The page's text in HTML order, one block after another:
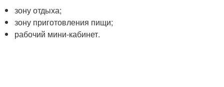
зону отдыха;
зону приготовления пищи;
рабочий мини-кабинет.